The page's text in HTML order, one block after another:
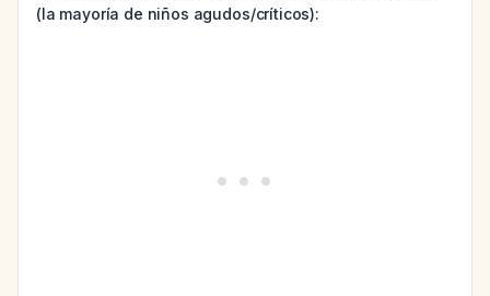
(la mayoría de niños agudos/críticos):